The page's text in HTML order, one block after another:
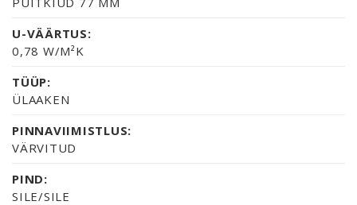
U-VÄÄRTUS:
0,78 W/M²K
TÜÜP:
ÜLAAKEN
PINNAVIIMISTLUS:
VÄRVITUD
PIND:
SILE/SILE